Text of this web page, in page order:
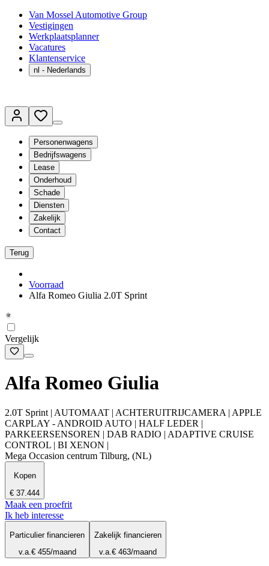
Van Mossel Automotive Group
Vestigingen
Werkplaatsplanner
Vacatures
Klantenservice
nl - Nederlands
Personenwagens
Bedrijfswagens
Lease
Onderhoud
Schade
Diensten
Zakelijk
Contact
Terug
Voorraad
Alfa Romeo Giulia 2.0T Sprint
Vergelijk
Alfa Romeo Giulia
2.0T Sprint | AUTOMAAT | ACHTERUITRIJCAMERA | APPLE
CARPLAY - ANDROID AUTO | HALF LEDER |
PARKEERSENSOREN | DAB RADIO | ADAPTIVE CRUISE
CONTROL | BI XENON |
Mega Occasion centrum Tilburg, (NL)
Kopen
€ 37.444
Maak een proefrit
Ik heb interesse
Particulier financieren
v.a.€ 455/maand
Zakelijk financieren
v.a.€ 463/maand